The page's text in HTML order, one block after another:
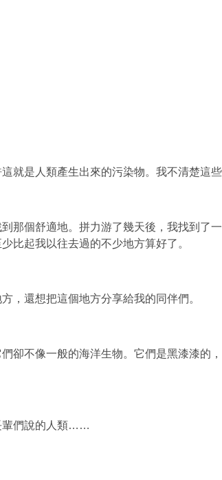
就是人類產生出來的污染物。我不清楚這些
那個舒適地。 拼力游了幾天後，我找到了
比起我以往去過的不少地方算好了。
，還想把這個地方分享給我的同伴們。
卻不像一般的海洋生物。 它們是黑漆漆的
輩們說的人類……